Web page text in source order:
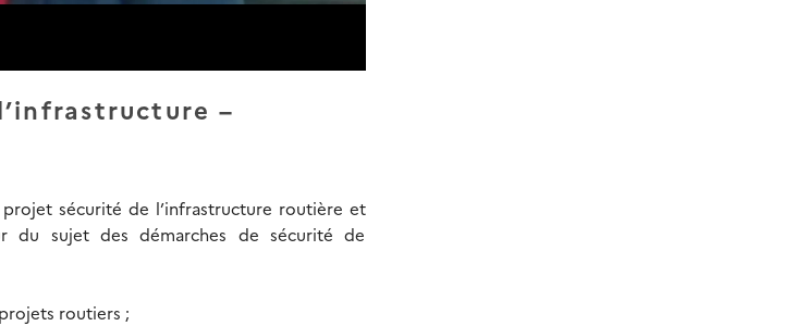
–
sécurité de l’infrastructure routière et
du sujet des démarches de sécurité de
routiers ;